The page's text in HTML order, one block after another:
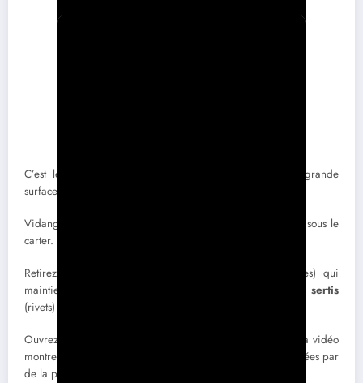
C’est le modèle le plus courant dans les tondeuses de grande
surface.
Vidangez d’abord l’huile (s’il y en a) par la vis de vidange sous le
carter. Récupérez-la dans un bac.
Retirez les 5 à 8 vis (Torx ou Allen selon les modèles) qui
maintiennent le carter. Attention : certains boîtiers sont sertis
(rivets) et ne se démontent pas, il faut les changer complets.
Ouvrez le carter en suivant le schéma de la vue éclatée. La vidéo
montre précisément comment séparer les deux coques scellées par
de la pâte à joint.